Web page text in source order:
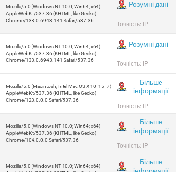
Mozilla/5.0 (Windows NT 10.0; Win64; x64)
AppleWebKit/537.36 (KHTML, like Gecko)
Chrome/133.0.6943.141 Safari/537.36
Розумні дані
Точність: IP
Mozilla/5.0 (Windows NT 10.0; Win64; x64)
AppleWebKit/537.36 (KHTML, like Gecko)
Chrome/133.0.6943.141 Safari/537.36
Розумні дані
Точність: IP
Mozilla/5.0 (Macintosh; Intel Mac OS X 10_15_7)
AppleWebKit/537.36 (KHTML, like Gecko)
Chrome/123.0.0.0 Safari/537.36
Більше
інформації
Точність: IP
Mozilla/5.0 (Windows NT 10.0; Win64; x64)
AppleWebKit/537.36 (KHTML, like Gecko)
Chrome/104.0.0.0 Safari/537.36
Більше
інформації
Точність: IP
Mozilla/5.0 (Windows NT 10.0; Win64; x64)
Більше
інформації